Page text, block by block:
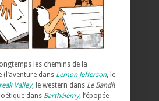
les chemins de la
(l’aventure dans Lemon Jefferson, le
Valley, le western dans Le Bandit
dans Barthélémy, l’épopée